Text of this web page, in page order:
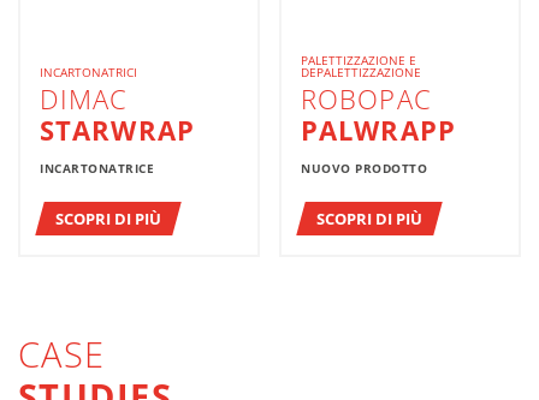
INCARTONATRICI
DIMAC
STARWRAP
INCARTONATRICE
SCOPRI DI PIÙ
PALETTIZZAZIONE E
DEPALETTIZZAZIONE
ROBOPAC
PALWRAPP
NUOVO PRODOTTO
SCOPRI DI PIÙ
CASE